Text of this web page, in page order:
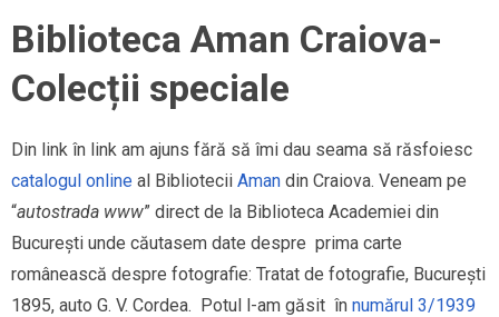
Biblioteca Aman Craiova-
Colecții speciale
Din link în link am ajuns fără să îmi dau seama să răsfoiesc
catalogul online al Bibliotecii Aman din Craiova. Veneam pe
“autostrada www” direct de la Biblioteca Academiei din
București unde căutasem date despre prima carte
românească despre fotografie: Tratat de fotografie, București
1895, auto G. V. Cordea. Potul l-am găsit în numărul 3/1939